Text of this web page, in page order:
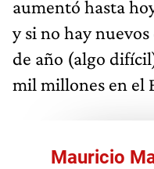
aumentó hasta
y si no hay
de año (algo
mil millones en el
Mauricio